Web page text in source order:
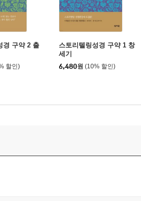
경 구약 2 출
할인)
스토리텔링성경 구약 1 창
세기
6,480원 (10% 할인)